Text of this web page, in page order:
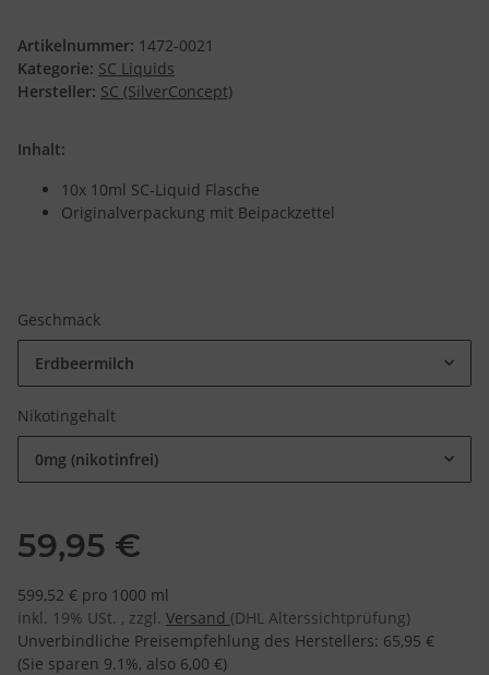
Artikelnummer: 1472-0021
Kategorie: SC Liquids
Hersteller: SC (SilverConcept)
Inhalt:
10x 10ml SC-Liquid Flasche
Originalverpackung mit Beipackzettel
Geschmack
Erdbeermilch
Nikotingehalt
0mg (nikotinfrei)
59,95 €
599,52 € pro 1000 ml
inkl. 19% USt. , zzgl. Versand (DHL Alterssichtprüfung)
Unverbindliche Preisempfehlung des Herstellers: 65,95 €
(Sie sparen 9.1%, also 6,00 €)